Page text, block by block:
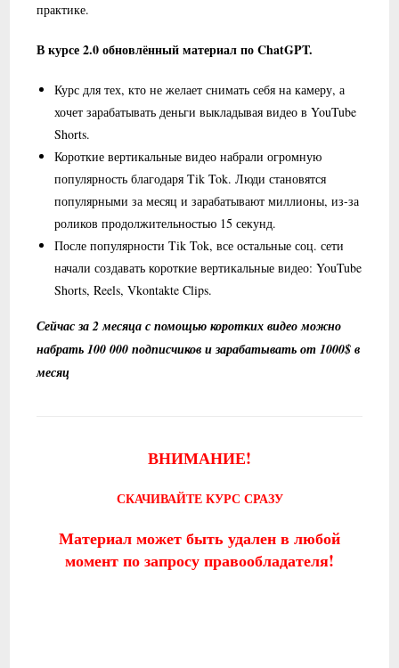
практике.
В курсе 2.0 обновлённый материал по ChatGPT.
Курс для тех, кто не желает снимать себя на камеру, а
хочет зарабатывать деньги выкладывая видео в YouTube
Shorts.
Короткие вертикальные видео набрали огромную
популярность благодаря Tik Tok. Люди становятся
популярными за месяц и зарабатывают миллионы, из-за
роликов продолжительностью 15 секунд.
После популярности Tik Tok, все остальные соц. сети
начали создавать короткие вертикальные видео: YouTube
Shorts, Reels, Vkontakte Clips.
Сейчас за 2 месяца с помощью коротких видео можно
набрать 100 000 подписчиков и зарабатывать от 1000$ в
месяц
ВНИМАНИЕ!
СКАЧИВАЙТЕ КУРС СРАЗУ
Материал может быть удален в любой
момент по запросу правообладателя!